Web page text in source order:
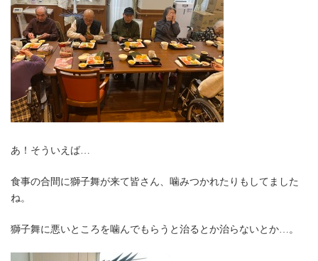
あ！そういえば…
食事の合間に獅子舞が来て皆さん、噛みつかれたりもしてました
ね。
獅子舞に悪いところを噛んでもらうと治るとか治らないとか…。